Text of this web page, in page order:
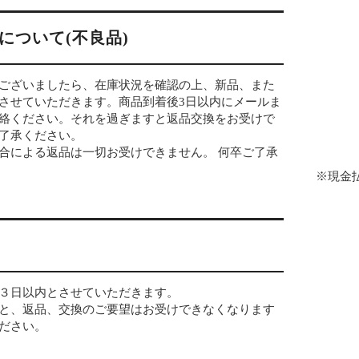
ついて(不良品)
ざいましたら、在庫状況を確認の上、新品、また
せていただきます。商品到着後3日以内にメールま
ください。それを過ぎますと返品交換をお受けで
承ください。
による返品は一切お受けできません。 何卒ご了承
日以内とさせていただきます。
、返品、交換のご要望はお受けできなくなります
さい。
※現金